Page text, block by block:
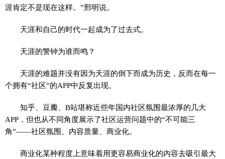
涯肯定不是现在这样。”邢明说。
天涯和自己的时代一起成为了过去式。
天涯的警钟为谁而鸣？
天涯的难题并没有因为天涯的倒下而成为历史，反而在每一
个拥有“社区”的APP中反复出现。
知乎、豆瓣、B站堪称近些年国内社区氛围最浓厚的几大
APP，但也从不同角度展示了社区运营问题中的“不可能三
角”——社区氛围、内容质量、商业化。
商业化某种程度上意味着用更容易商业化的内容去吸引最大